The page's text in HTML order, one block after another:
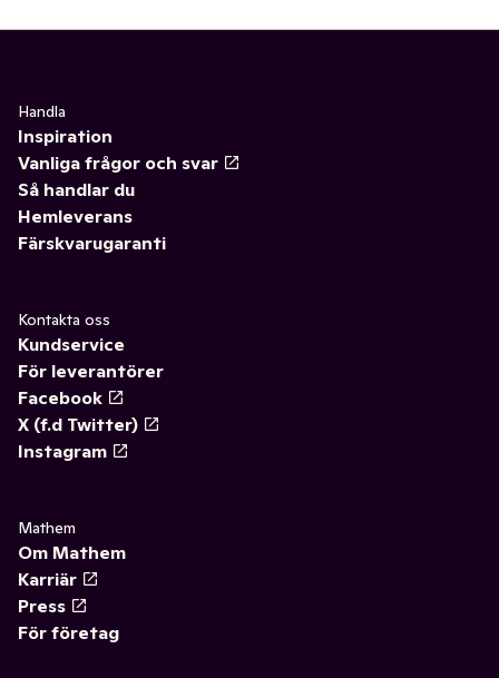
Handla
Inspiration
Vanliga frågor och svar
Så handlar du
Hemleverans
Färskvarugaranti
Kontakta oss
Kundservice
För leverantörer
Facebook
X (f.d Twitter)
Instagram
Mathem
Om Mathem
Karriär
Press
För företag